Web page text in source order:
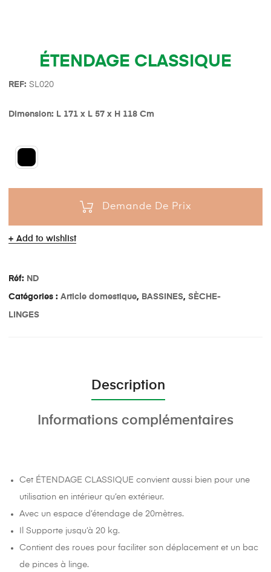
ÉTENDAGE CLASSIQUE
REF: SL020
Dimension: L 171 x L 57 x H 118 Cm
Demande De Prix
Add to wishlist
Réf: ND
Catégories : Article domestique, BASSINES, SÈCHE-
LINGES
Description
Informations complémentaires
Cet ÉTENDAGE CLASSIQUE convient aussi bien pour une
utilisation en intérieur qu’en extérieur.
Avec un espace d’étendage de 20mètres.
Il Supporte jusqu’à 20 kg.
Contient des roues pour faciliter son déplacement et un bac
de pinces à linge.